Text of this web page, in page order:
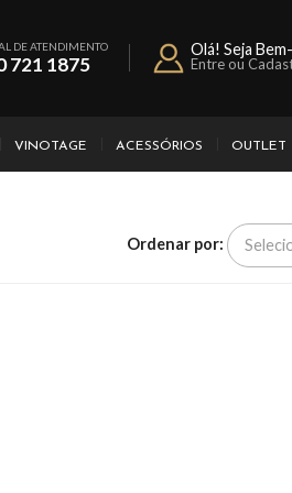
DE ATENDIMENTO
721 1875
Olá! Seja
Entre ou
VINOTAGE ACESSÓRIOS OUTLET
Ordenar por: